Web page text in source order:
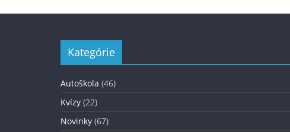
Kategórie
Autoškola (46)
Kvízy (22)
Novinky (67)